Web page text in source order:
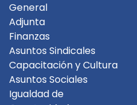
General
Adjunta
Finanzas
Asuntos Sindicales
Capacitación y Cultura
Asuntos Sociales
Igualdad de